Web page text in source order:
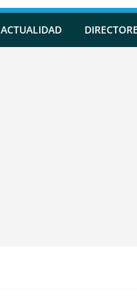
ACTUALIDAD